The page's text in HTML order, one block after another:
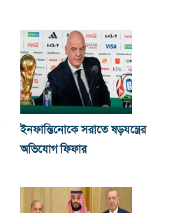
ইনফান্তিনোকে সরাতে ষড়যন্ত্রের
অভিযোগ ফিফার